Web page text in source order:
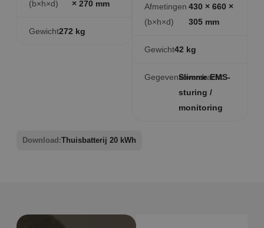
(b×h×d)
× 270 mm
Gewicht272 kg
Afmetingen
(b×h×d)
430 × 660 ×
305 mm
Gewicht42 kg
Gegevensoverdracht
Slimme EMS-
sturing /
monitoring
Download:Thuisbatterij 20 kWh